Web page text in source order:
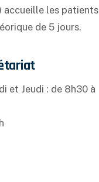
accueille les patients
de 5 jours.
et Jeudi : de 8h30 à